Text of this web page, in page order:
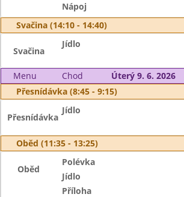
Nápoj
Svačina (14:10 - 14:40)
Svačina
Jídlo
Menu Chod
Úterý 9. 6. 2026
Přesnídávka (8:45 - 9:15)
Přesnídávka
Jídlo
Oběd (11:35 - 13:25)
Oběd
Polévka
Jídlo
Příloha